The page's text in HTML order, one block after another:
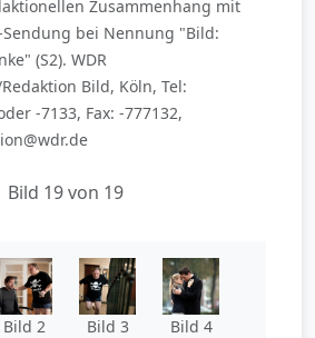
Zusammenhang mit
bei Nennung "Bild:
(S2). WDR
Bild, Köln, Tel:
-7133, Fax: -777132,
Bild 19 von 19
Bild 2 Bild 3 Bild 4